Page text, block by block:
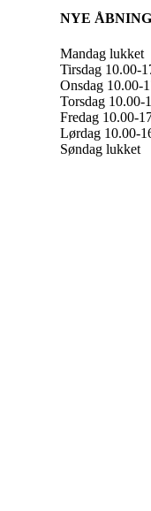
NYE
Mandag lukket
Tirsdag 10.00-
Onsdag 10.00-
Torsdag 10.00-
Fredag 10.00-
Lørdag 10.00-
Søndag lukket